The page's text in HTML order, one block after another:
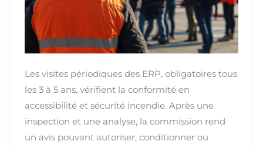
Les visites périodiques des ERP, obligatoires tous
les 3 à 5 ans, vérifient la conformité en
accessibilité et sécurité incendie. Après une
inspection et une analyse, la commission rend
un avis pouvant autoriser, conditionner ou
:
Guide